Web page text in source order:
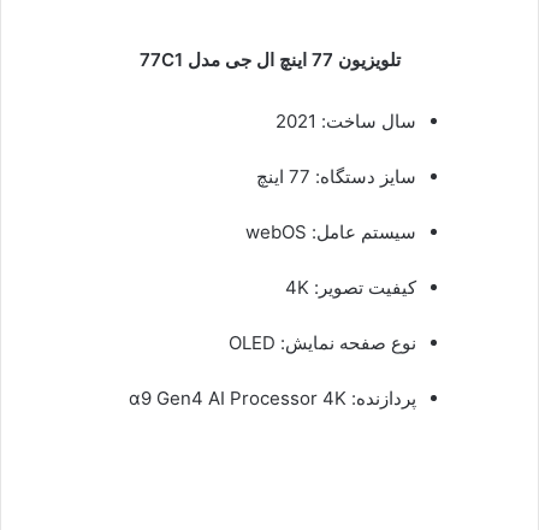
تلویزیون 77 اینچ ال جی مدل 77C1
سال ساخت: 2021
سایز دستگاه: 77 اینچ
سیستم عامل: webOS
کیفیت تصویر: 4K
نوع صفحه نمایش: OLED
پردازنده: α9 Gen4 AI Processor 4K